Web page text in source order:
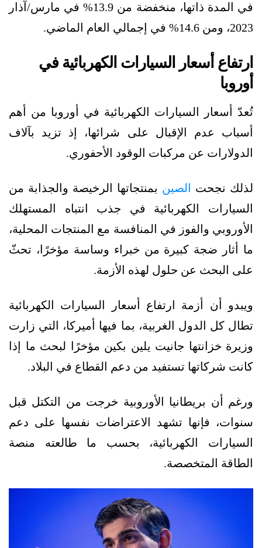
في المدة ذاتها، منخفضة من 13.9% في مارس/آذار
2023، ومن 14.6% في إجمالي العام الماضي.
ارتفاع أسعار السيارات الكهربائية في
أوروبا
تُعدّ أسعار السيارات الكهربائية في أوروبا من أهم
أسباب عدم الإقبال على شرائها، إذ تزيد بآلاف
الدولارات عن مركبات الوقود الأحفوري.
لذلك نجحت الصين بمنتجاتها الرخيصة والجذابة من
السيارات الكهربائية في جذب انتباه المستهلك
الأوروبي والفوز في المنافسة مع المنتجات المحلية،
ما أثار ضجة كبيرة من خبراء وساسة مؤخرًا، تحثّ
على البحث عن حلول لهذه الأزمة.
ويبدو أن أزمة ارتفاع أسعار السيارات الكهربائية
تطال كل الدول الغربية، بما فيها أميركا، التي زارت
وزيرة خزانتها جانيت يلين بكين مؤخرًا لبحث ما إذا
كانت شركاتها تستفيد من دعم القطاع في البلاد.
ورغم أن بريطانيا الأوروبية خرجت من التكتل قبل
سنوات، فإنها تشهد الاعتراضات نفسها على دعم
السيارات الكهربائية، بحسب ما طالعته منصة
الطاقة المتخصصة.